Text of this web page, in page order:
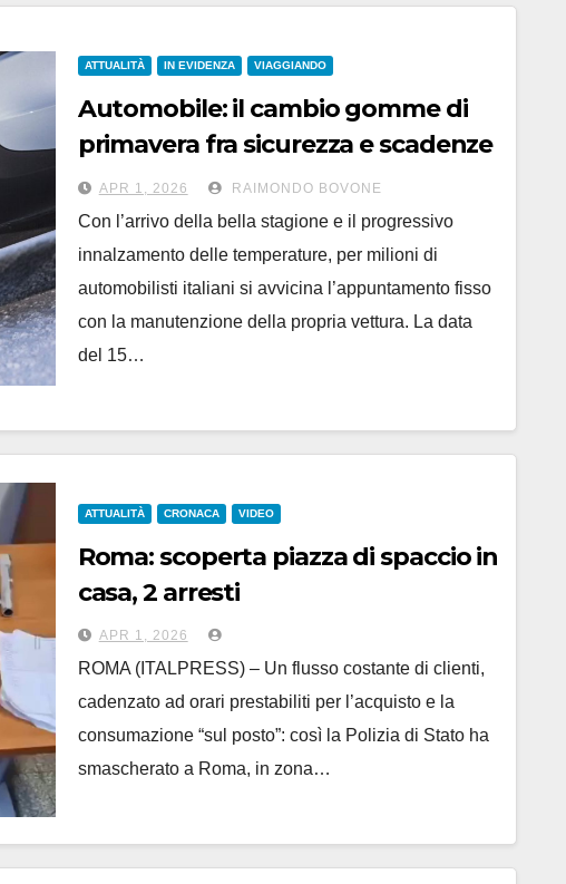
ATTUALITÀ IN EVIDENZA VIAGGIANDO
Automobile: il cambio gomme di
primavera fra sicurezza e scadenze
da non dimenticare
APR 1, 2026 RAIMONDO BOVONE
Con l’arrivo della bella stagione e il progressivo
innalzamento delle temperature, per milioni di
automobilisti italiani si avvicina l’appuntamento fisso
con la manutenzione della propria vettura. La data
del 15…
ATTUALITÀ CRONACA VIDEO
Roma: scoperta piazza di spaccio in
casa, 2 arresti
APR 1, 2026
ROMA (ITALPRESS) – Un flusso costante di clienti,
cadenzato ad orari prestabiliti per l’acquisto e la
consumazione “sul posto”: così la Polizia di Stato ha
smascherato a Roma, in zona…